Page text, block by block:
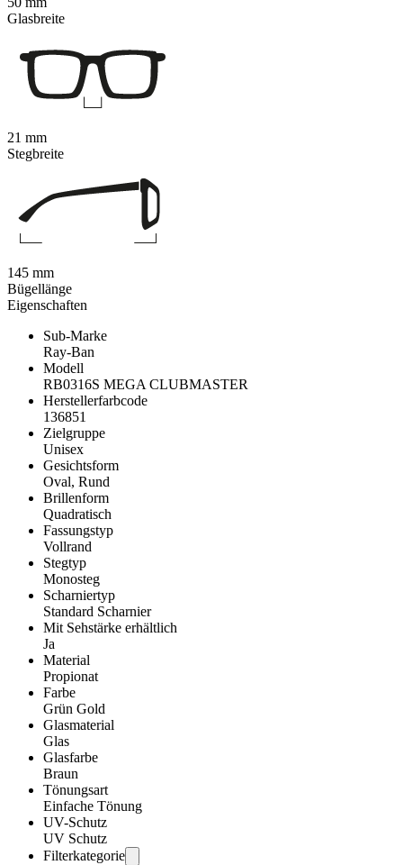
Eigenschaften
Sub-Marke
Ray-Ban
Modell
RB0316S MEGA CLUBMASTER
Herstellerfarbcode
136851
Zielgruppe
Unisex
Gesichtsform
Oval, Rund
Brillenform
Quadratisch
Fassungstyp
Vollrand
Stegtyp
Monosteg
Scharniertyp
Standard Scharnier
Mit Sehstärke erhältlich
Ja
Material
Propionat
Farbe
Grün Gold
Glasmaterial
Glas
Glasfarbe
Braun
Tönungsart
Einfache Tönung
UV-Schutz
UV Schutz
Filterkategorie
Glasbreite
21 mm
Stegbreite
145 mm
Bügellänge